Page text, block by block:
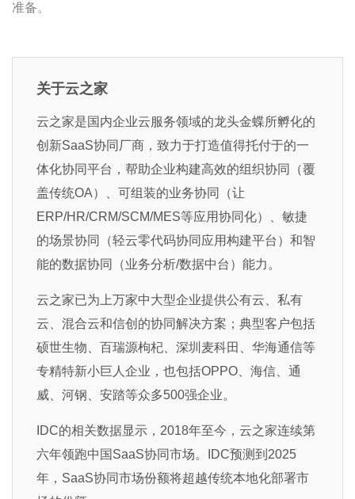
准备。
关于云之家
云之家是国内企业云服务领域的龙头金蝶所孵化的
创新SaaS协同厂商，致力于打造值得托付于的一
体化协同平台，帮助企业构建高效的组织协同（覆
盖传统OA）、可组装的业务协同（让
ERP/HR/CRM/SCM/MES等应用协同化）、敏捷
的场景协同（轻云零代码协同应用构建平台）和智
能的数据协同（业务分析/数据中台）能力。
云之家已为上万家中大型企业提供公有云、私有
云、混合云和信创的协同解决方案；典型客户包括
硕世生物、百瑞源枸杞、深圳麦科田、华海通信等
专精特新小巨人企业，也包括OPPO、海信、通
威、河钢、安踏等众多500强企业。
IDC的相关数据显示，2018年至今，云之家连续第
六年领跑中国SaaS协同市场。IDC预测到2025
年，SaaS协同市场份额将超越传统本地化部署市